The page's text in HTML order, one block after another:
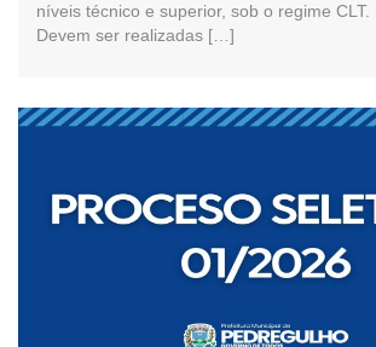
níveis técnico e superior, sob o regime CLT.
Devem ser realizadas […]